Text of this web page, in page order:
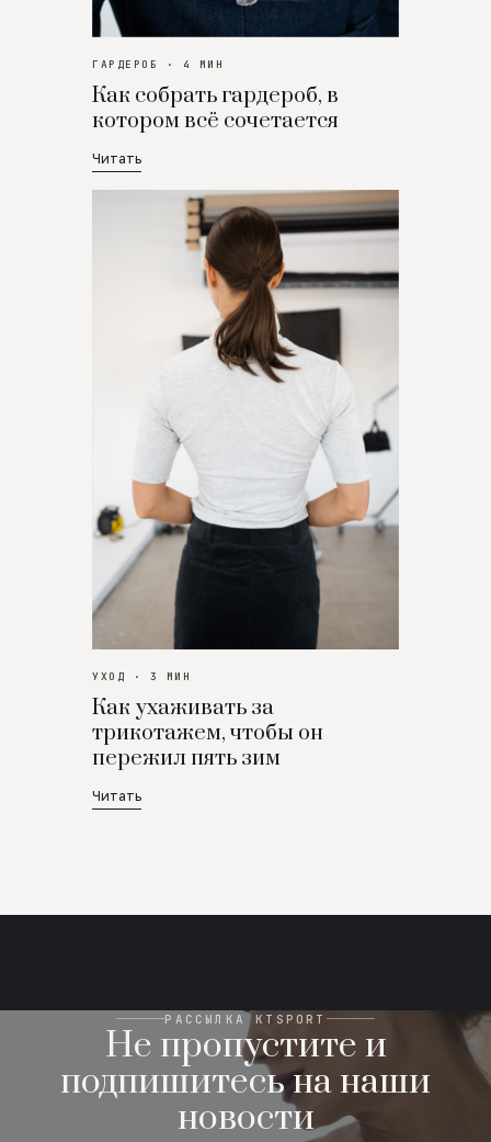
ГАРДЕРОБ · 4 МИН
Как собрать гардероб, в
котором всё сочетается
Читать
УХОД · 3 МИН
Как ухаживать за
трикотажем, чтобы он
пережил пять зим
Читать
РАССЫЛКА KTSPORT
Не пропустите и
подпишитесь на наши
новости